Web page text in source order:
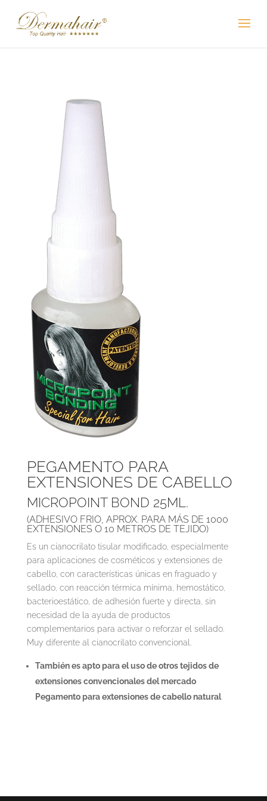
PEGAMENTO PARA
EXTENSIONES DE CABELLO
MICROPOINT BOND 25ML.
(ADHESIVO FRIO, APROX. PARA MÁS DE 1000
EXTENSIONES O 10 METROS DE TEJIDO)
Es un cianocrilato tisular modificado, especialmente
para aplicaciones de cosméticos y extensiones de
cabello, con características únicas en fraguado y
sellado, con reacción térmica mínima, hemostático,
bacterioestático, de adhesión fuerte y directa, sin
necesidad de la ayuda de productos
complementarios para activar o reforzar el sellado.
Muy diferente al cianocrilato convencional.
También es apto para el uso de otros tejidos de
extensiones convencionales del mercado
Pegamento para extensiones de cabello natural